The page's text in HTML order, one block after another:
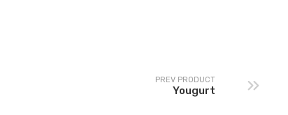
PREV PRODUCT
Yougurt